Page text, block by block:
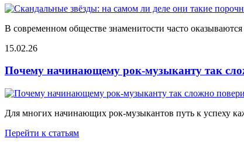
В современном обществе знаменитости часто
15.02.26
Почему начинающему рок-музыканту так
Для многих начинающих рок-музыкантов путь к успеху
Перейти к статьям